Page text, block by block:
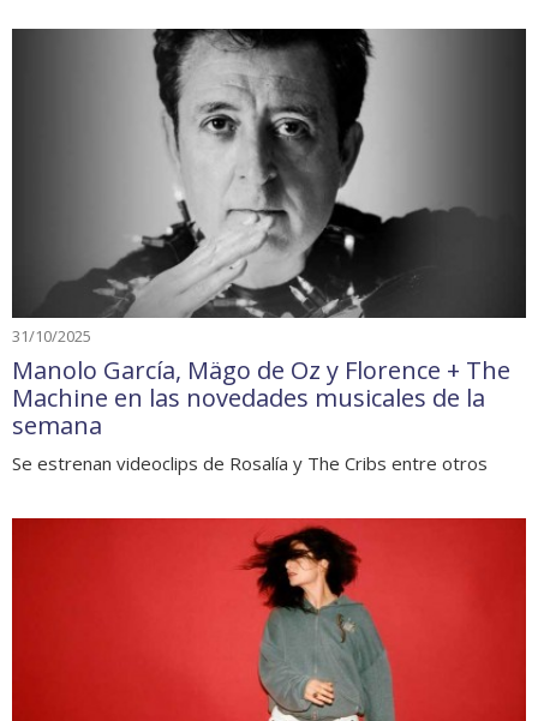
31/10/2025
Manolo García, Mägo de Oz y Florence + The
Machine en las novedades musicales de la
semana
Se estrenan videoclips de Rosalía y The Cribs entre otros